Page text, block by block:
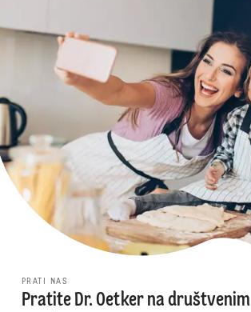
PRATI NAS
Pratite Dr. Oetker na društvenim